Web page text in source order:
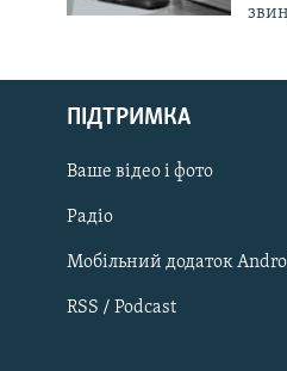
Русский
Qırımtatar
ДОЛУЧАЙСЯ!
ПІДТРИМКА
Ваше відео і фото
Радіо
Мобільний додаток
RSS / Podcast